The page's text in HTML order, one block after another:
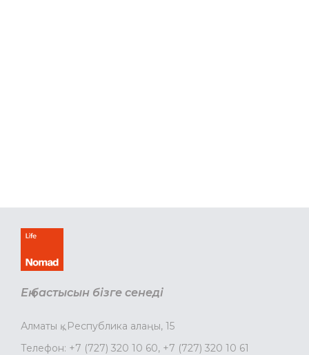
Ең бастысын бізге сенеді
Алматы қ., Республика алаңы, 15
Телефон: +7 (727) 320 10 60, +7 (727) 320 10 61